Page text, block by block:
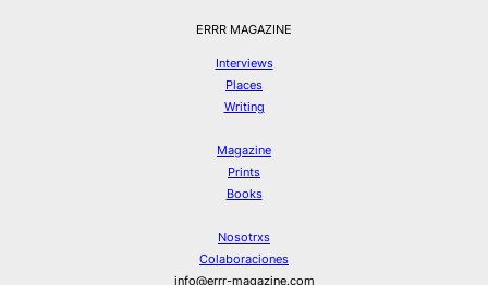
ERRR MAGAZINE
Interviews
Places
Writing
Magazine
Prints
Books
Nosotrxs
Colaboraciones
info@errr-magazine.com